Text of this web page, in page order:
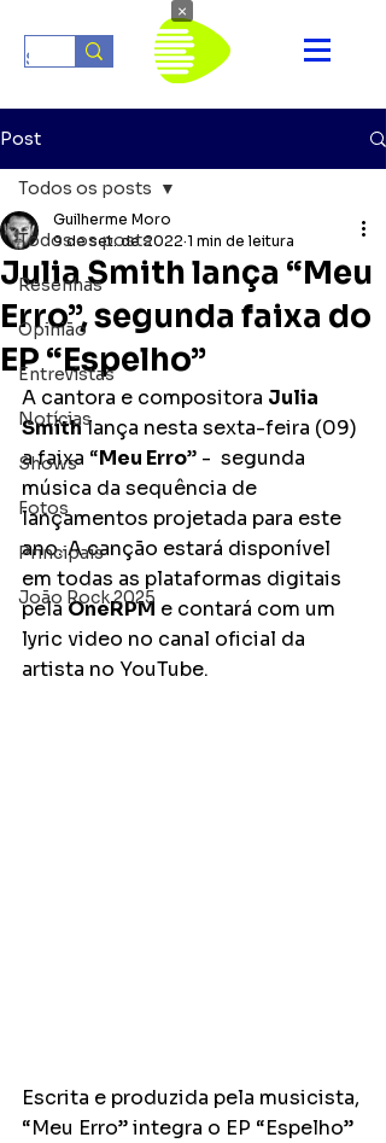
Post
Todos os posts
Resenhas
Opinião
Entrevistas
Notícias
Shows
Fotos
Principais
João Rock 2025
Todos os posts
Julia Smith lança “Meu
Erro”, segunda faixa do
EP “Espelho”
Guilherme Moro
9 de set. de 2022 1 min de leitura
A cantora e compositora Julia
Smith lança nesta sexta-feira (09)
a faixa “Meu Erro” -  segunda
música da sequência de
lançamentos projetada para este
ano. A canção estará disponível
em todas as plataformas digitais
pela OneRPM e contará com um
lyric video no canal oficial da
artista no YouTube.
Escrita e produzida pela musicista,
“Meu Erro” integra o EP “Espelho”
×